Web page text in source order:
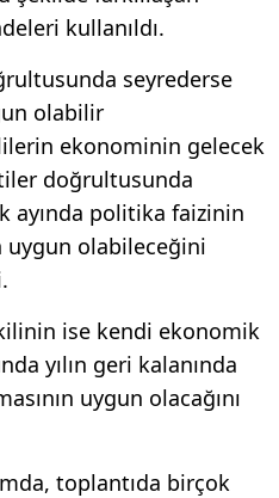
kullanıldı.
seyrederse
olabilir
ekonominin gelecek
doğrultusunda
ayında politika faizinin
olabileceğini
ise kendi ekonomik
yılın geri kalanında
uygun olacağını
toplantıda birçok